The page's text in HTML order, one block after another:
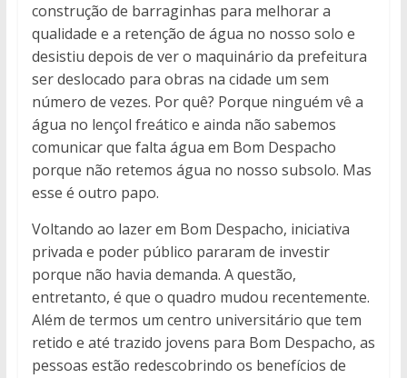
construção de barraginhas para melhorar a
qualidade e a retenção de água no nosso solo e
desistiu depois de ver o maquinário da prefeitura
ser deslocado para obras na cidade um sem
número de vezes. Por quê? Porque ninguém vê a
água no lençol freático e ainda não sabemos
comunicar que falta água em Bom Despacho
porque não retemos água no nosso subsolo. Mas
esse é outro papo.
Voltando ao lazer em Bom Despacho, iniciativa
privada e poder público pararam de investir
porque não havia demanda. A questão,
entretanto, é que o quadro mudou recentemente.
Além de termos um centro universitário que tem
retido e até trazido jovens para Bom Despacho, as
pessoas estão redescobrindo os benefícios de